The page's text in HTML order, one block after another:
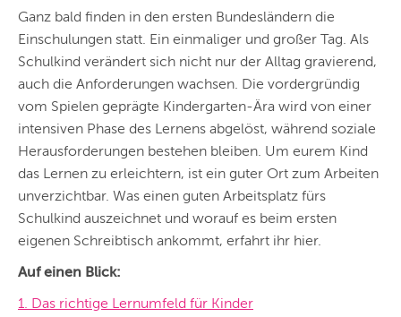
Ganz bald finden in den ersten Bundesländern die
Einschulungen statt. Ein einmaliger und großer Tag. Als
Schulkind verändert sich nicht nur der Alltag gravierend,
auch die Anforderungen wachsen. Die vordergründig
vom Spielen geprägte Kindergarten-Ära wird von einer
intensiven Phase des Lernens abgelöst, während soziale
Herausforderungen bestehen bleiben. Um eurem Kind
das Lernen zu erleichtern, ist ein guter Ort zum Arbeiten
unverzichtbar. Was einen guten Arbeitsplatz fürs
Schulkind auszeichnet und worauf es beim ersten
eigenen Schreibtisch ankommt, erfahrt ihr hier.
Auf einen Blick:
1. Das richtige Lernumfeld für Kinder